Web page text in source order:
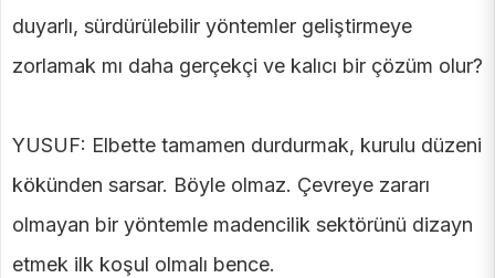
duyarlı, sürdürülebilir yöntemler geliştirmeye
zorlamak mı daha gerçekçi ve kalıcı bir çözüm olur?
YUSUF: Elbette tamamen durdurmak, kurulu düzeni
kökünden sarsar. Böyle olmaz. Çevreye zararı
olmayan bir yöntemle madencilik sektörünü dizayn
etmek ilk koşul olmalı bence.